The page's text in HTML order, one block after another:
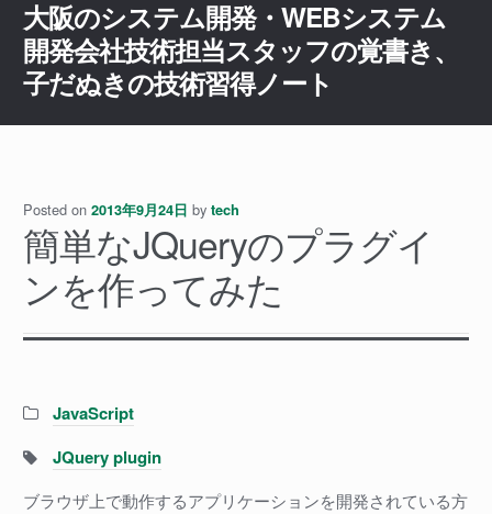
ナ
ビ
ゲ
ー
ス
キ
ッ
プ
コ
ン
テ
ン
ッ
プ
大阪のシステム開発・WEBシステム
開発会社技術担当スタッフの覚書き、
子だぬきの技術習得ノート
Posted on 2013年9月24日 by tech
簡単なJQueryのプラグイ
ンを作ってみた
Categories:
JavaScript
Tags:
JQuery plugin
ブラウザ上で動作するアプリケーションを開発されている方